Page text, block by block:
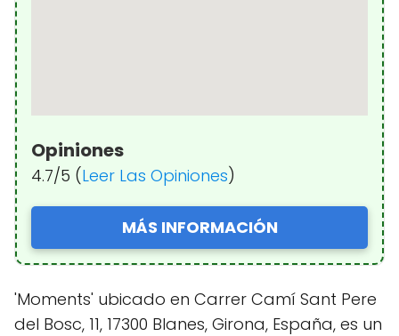
Opiniones
4.7/5 (Leer Las Opiniones)
MÁS INFORMACIÓN
'Moments' ubicado en Carrer Camí Sant Pere
del Bosc, 11, 17300 Blanes, Girona, España, es un